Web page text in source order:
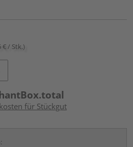
€ / Stk.)
für Stückgut